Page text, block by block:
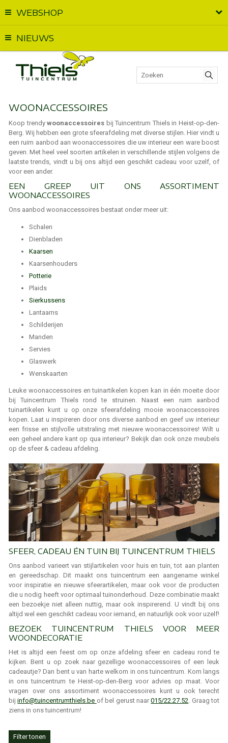
WEBSHOP
NIEUWS
WOONACCESSOIRES
Koop trendywoonaccessoires bij Tuincentrum Thiels in Heist-op-den-
Berg. Wij hebben een grote sfeerafdeling met diverse stijlen. Hier vindt u
een ruim aanbod aan woonaccessoires die uw interieur een ware boost
geven. Met heel veel soorten artikelen in verschillende stijlen volgens de
laatste trends, vindt u bij ons altijd een geschikt cadeau voor uzelf, of
voor een ander.
EEN GREEP UIT ONS ASSORTIMENT
WOONACCESSOIRES
Ons aanbod woonaccessoires bestaat onder meer uit:
Schalen
Dienbladen
Kaarsen
Kaarsenhouders
Potterie
Plaids
Sierkussens
Lantaarns
Schilderijen
Manden
Servies
Glaswerk
Wenskaarten
Leuke woonaccessoires en tuinartikelen kopen kan in één moeite door
bij Tuincentrum Thiels rond te struinen. Naast een ruim aanbod
tuinartikelen kunt u op onze sfeerafdeling mooie woonaccessoires
kopen. Laat u inspireren door ons diverse aanbod en geef uw interieur
een frisse en stijlvolle uitstraling met nieuwe woonaccessoires! Wilt u
een geheel andere kant op qua interieur? Bekijk dan ook onze meubels
op de sfeer & cadeau afdeling.
SFEER, CADEAU ÉN TUIN BIJ TUINCENTRUM THIELS
Ons aanbod varieert van stijlartikelen voor huis en tuin, tot aan planten
en gereedschap. Dit maakt ons tuincentrum een aangename winkel
voor inspiratie en nieuwe sfeerartikelen, maar ook voor de producten
die u nodig heeft voor optimaal tuinonderhoud. Deze combinatie maakt
een bezoekje niet alleen nuttig, maar ook inspirerend. U vindt bij ons
altijd wel een geschikt cadeau voor iemand, en natuurlijk ook voor uzelf!
BEZOEK TUINCENTRUM THIELS VOOR MEER
WOONDECORATIE
Het is altijd een feest om op onze afdeling sfeer en cadeau rond te
kijken. Bent u op zoek naar gezellige woonaccessoires of een leuk
cadeautje? Dan bent u van harte welkom in ons tuincentrum. Kom langs
in ons tuincentrum te Heist-op-den-Berg voor advies op maat. Voor
vragen over ons assortiment woonaccessoires kunt u ook terecht
bijinfo@tuincentrumthiels.be of bel gerust naar015/22.27.52. Graag tot
ziens in ons tuincentrum!
Filter tonen